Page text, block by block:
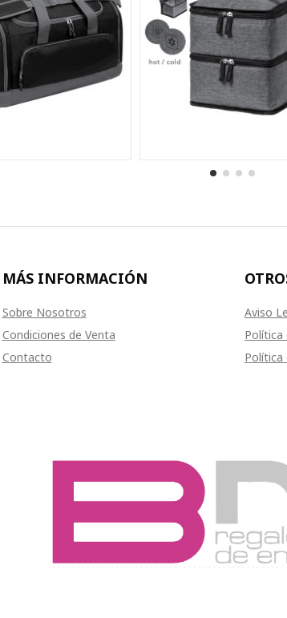
MÁS INFORMACIÓN
Sobre Nosotros
Condiciones de Venta
Contacto
Aviso
Política
Política